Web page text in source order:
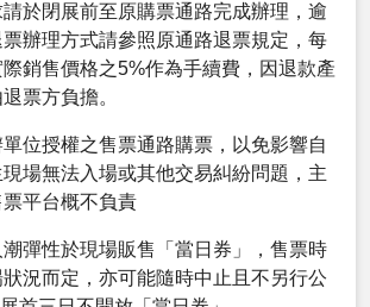
於閉展前至原購票通路完成辦理，逾
辦理方式請參照原通路退票規定，每
銷售價格之5%作為手續費，因退款產
票方負擔。
位授權之售票通路購票，以免影響自
場無法入場或其他交易糾紛問題，主
平台概不負責
彈性於現場販售「當日券」，售票時
況而定，亦可能隨時中止且不另行公